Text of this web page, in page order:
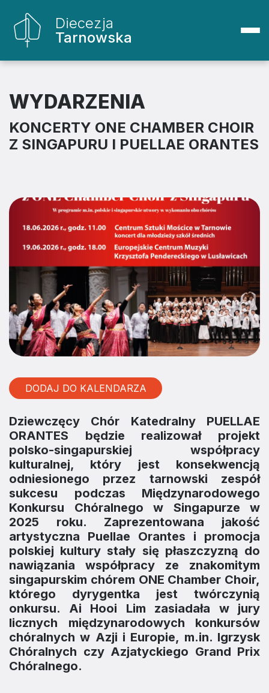
Diecezja
Tarnowska
WYDARZENIA
KONCERTY ONE CHAMBER CHOIR
Z SINGAPURU I PUELLAE ORANTES
DODAJ DO KALENDARZA
Dziewczęcy Chór Katedralny PUELLAE
ORANTES będzie realizował projekt
polsko-singapurskiej współpracy
kulturalnej, który jest konsekwencją
odniesionego przez tarnowski zespół
sukcesu podczas Międzynarodowego
Konkursu Chóralnego w Singapurze w
2025 roku. Zaprezentowana jakość
artystyczna Puellae Orantes i promocja
polskiej kultury stały się płaszczyzną do
nawiązania współpracy ze znakomitym
singapurskim chórem ONE Chamber Choir,
którego dyrygentka jest twórczynią
onkursu. Ai Hooi Lim zasiadała w jury
licznych międzynarodowych konkursów
chóralnych w Azji i Europie, m.in. Igrzysk
Chóralnych czy Azjatyckiego Grand Prix
Chóralnego.